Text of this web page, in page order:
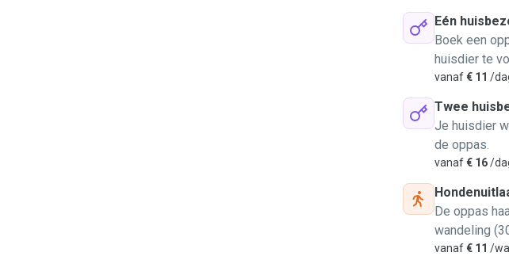
Eén
Boek een
huisdier te
vanaf€ 11 /
Twee
Je huisdier
de oppas.
vanaf€ 16/
De oppas
wandeling
vanaf€ 11 /